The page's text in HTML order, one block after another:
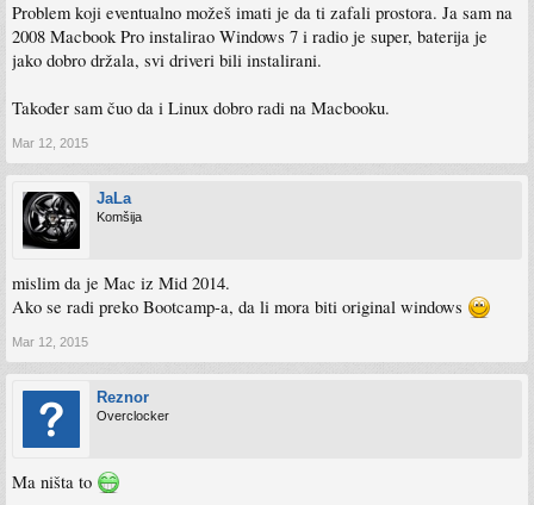
Problem koji eventualno možeš imati je da ti zafali prostora. Ja sam na
2008 Macbook Pro instalirao Windows 7 i radio je super, baterija je
jako dobro držala, svi driveri bili instalirani.
Također sam čuo da i Linux dobro radi na Macbooku.
Mar 12, 2015
JaLa
Komšija
mislim da je Mac iz Mid 2014.
Ako se radi preko Bootcamp-a, da li mora biti original windows
Mar 12, 2015
Reznor
Overclocker
Ma ništa to